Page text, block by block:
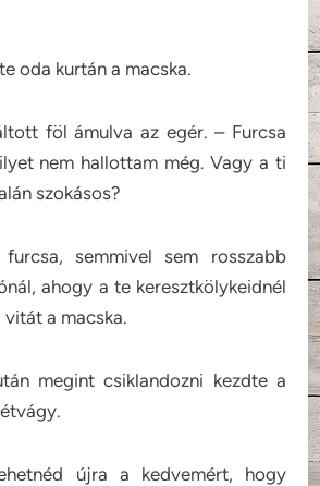
oda kurtán a macska.
föl ámulva az egér. – Furcsa
nem hallottam még. Vagy a ti
szokásos?
semmivel sem rosszabb
ahogy a te keresztkölykeidnél
a macska.
megint csiklandozni kezdte a
újra a kedvemért, hogy